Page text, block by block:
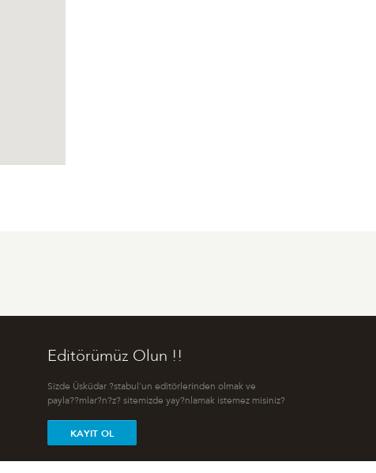
Editörümüz Olun !!
Sizde Üsküdar ?stabul'un editörlerinden olmak ve
payla??mlar?n?z? sitemizde yay?nlamak istemez misiniz?
KAYIT OL